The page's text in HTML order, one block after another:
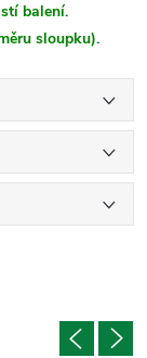
balení.
sloupku).